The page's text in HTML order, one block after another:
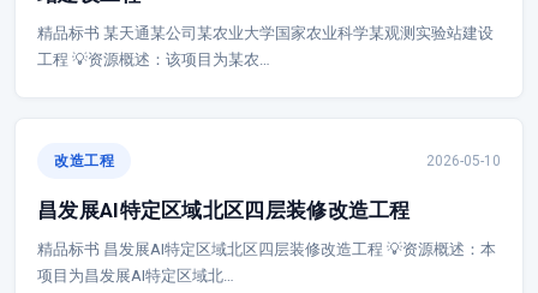
精品标书 某天通某公司某农业大学国家农业科学某观测实验站建设
工程 💡资源概述：该项目为某农…
改造工程 2026-05-10
昌发展AI特定区域北区四层装修改造工程
精品标书 昌发展AI特定区域北区四层装修改造工程 💡资源概述：本
项目为昌发展AI特定区域北…